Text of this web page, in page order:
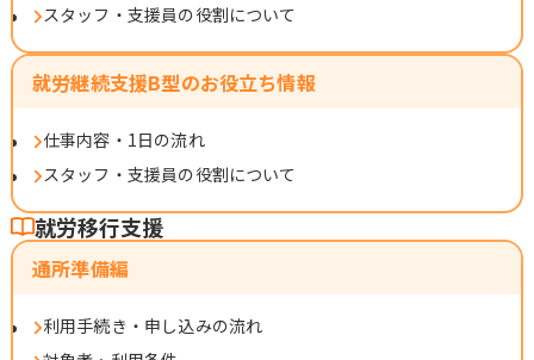
スタッフ・支援員の役割について
就労継続支援B型のお役立ち情報
仕事内容・1日の流れ
スタッフ・支援員の役割について
就労移行支援
通所準備編
利用手続き・申し込みの流れ